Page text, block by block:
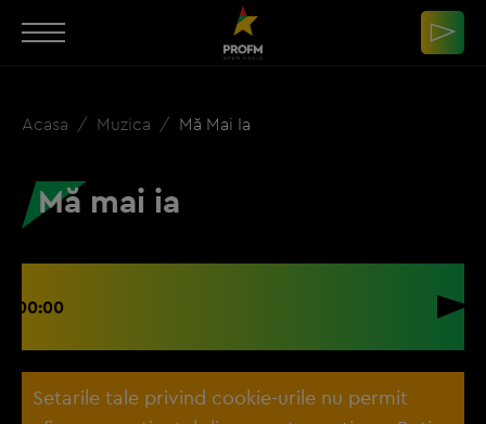
Acasa Muzica Mă Mai Ia
Mă mai ia
00:00
Setarile tale privind cookie-urile nu permit